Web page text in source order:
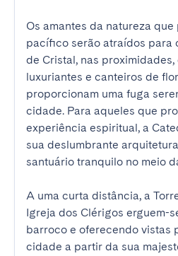
Os amantes da natureza
pacífico serão atraídos para
de Cristal, nas
luxuriantes e canteiros de
proporcionam uma fuga
cidade. Para aqueles que
experiência espiritual, a
sua deslumbrante
santuário tranquilo no meio
A uma curta distância, a
Igreja dos Clérigos erguem-
barroco e oferecendo vistas
cidade a partir da sua